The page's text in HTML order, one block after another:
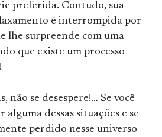
preferida. Contudo, sua
é interrompida por
lhe surpreende com uma
que existe um processo
não se desespere!… Se você
alguma dessas situações e se
perdido nesse universo